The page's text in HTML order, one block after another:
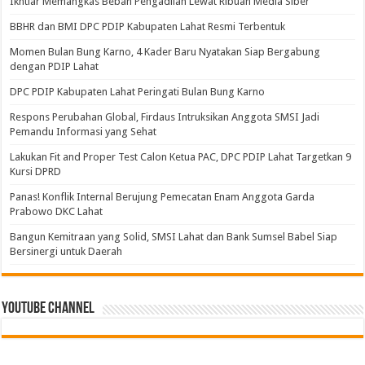
BBHR dan BMI DPC PDIP Kabupaten Lahat Resmi Terbentuk
Momen Bulan Bung Karno, 4 Kader Baru Nyatakan Siap Bergabung
dengan PDIP Lahat
DPC PDIP Kabupaten Lahat Peringati Bulan Bung Karno
Respons Perubahan Global, Firdaus Intruksikan Anggota SMSI Jadi
Pemandu Informasi yang Sehat
Lakukan Fit and Proper Test Calon Ketua PAC, DPC PDIP Lahat Targetkan 9
Kursi DPRD
Panas! Konflik Internal Berujung Pemecatan Enam Anggota Garda
Prabowo DKC Lahat
Bangun Kemitraan yang Solid, SMSI Lahat dan Bank Sumsel Babel Siap
Bersinergi untuk Daerah
Youtube Channel